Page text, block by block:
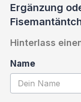
Ergänzung
Hinterlass
Name